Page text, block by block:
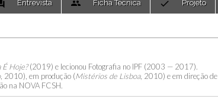
Entrevista Ficha Técnica Projeto
É Hoje?(2019) e lecionou Fotografia no IPF (2003 — 2017).
, 2010), em produção (Mistérios de Lisboa, 2010) e em direção de
na NOVA FCSH.